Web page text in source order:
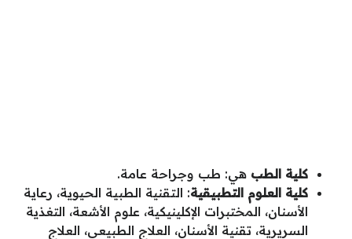
كلية الطب هي: طب وجراحة عامة.
كلية العلوم التطبيقية: التقنية الطبية الحيوية، رعاية
الأسنان، المختبرات الإكلينيكية، علوم الأشعة، التغذية
السريرية، تقنية الأسنان، العلاج الطبيعي، العلاج